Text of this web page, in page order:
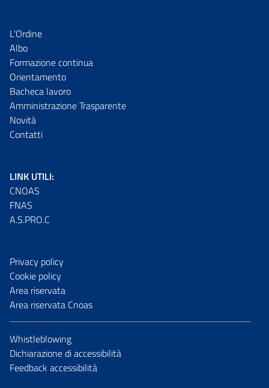
L'Ordine
Albo
Formazione continua
Orientamento
Bacheca lavoro
Amministrazione Trasparente
Novità
Contatti
LINK UTILI:
CNOAS
FNAS
A.S.PRO.C
Privacy policy
Cookie policy
Area riservata
Area riservata Cnoas
Whistleblowing
Dichiarazione di accessibilità
Feedback accessibilità